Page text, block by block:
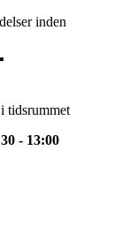
inden
tidsrummet
- 13:00